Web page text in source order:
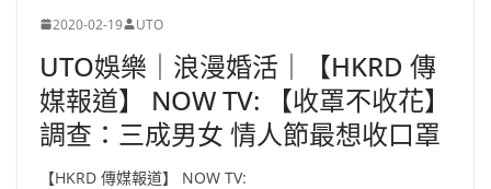
2020-02-19 UTO
UTO娛樂｜浪漫婚活｜【HKRD 傳
媒報道】 NOW TV: 【收罩不收花】
調查：三成男女 情人節最想收口罩
【HKRD 傳媒報道】 NOW TV: